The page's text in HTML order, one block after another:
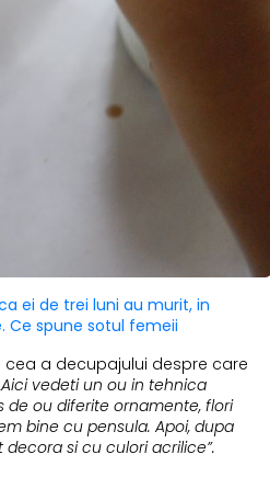
ei de trei luni au murit, in
Ce spune sotul femeii
a decupajului despre care
vedeti un ou in tehnica
de ou diferite ornamente, flori
bine cu pensula. Apoi, dupa
si cu culori acrilice”.